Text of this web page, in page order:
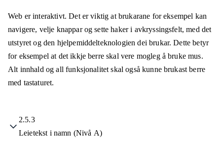
Web er interaktivt. Det er viktig at brukarane for eksempel kan
navigere, velje knappar og sette haker i avkryssingsfelt, med det
utstyret og den hjelpemiddelteknologien dei brukar. Dette betyr
for eksempel at det ikkje berre skal vere mogleg å bruke mus.
Alt innhald og all funksjonalitet skal også kunne brukast berre
med tastaturet.
2.5.3
Leietekst i namn (Nivå A)